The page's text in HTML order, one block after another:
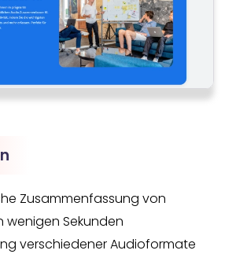
Zusammenfassung von
wenigen Sekunden
verschiedener Audioformate